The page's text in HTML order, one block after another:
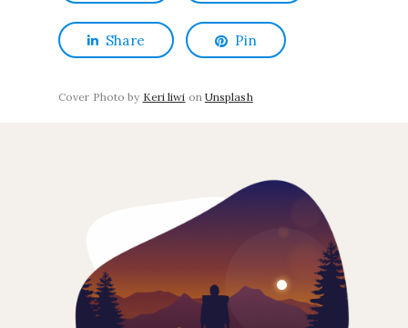
Share Pin
Cover Photo by Keri liwi on Unsplash